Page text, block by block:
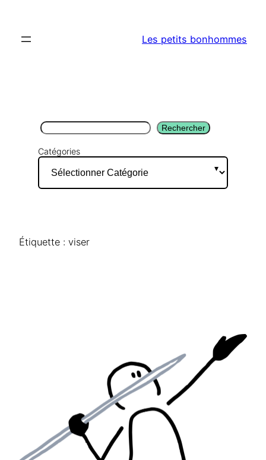
contenu
Les petits bonhommes
Rechercher Rechercher
Catégories
Étiquette : viser